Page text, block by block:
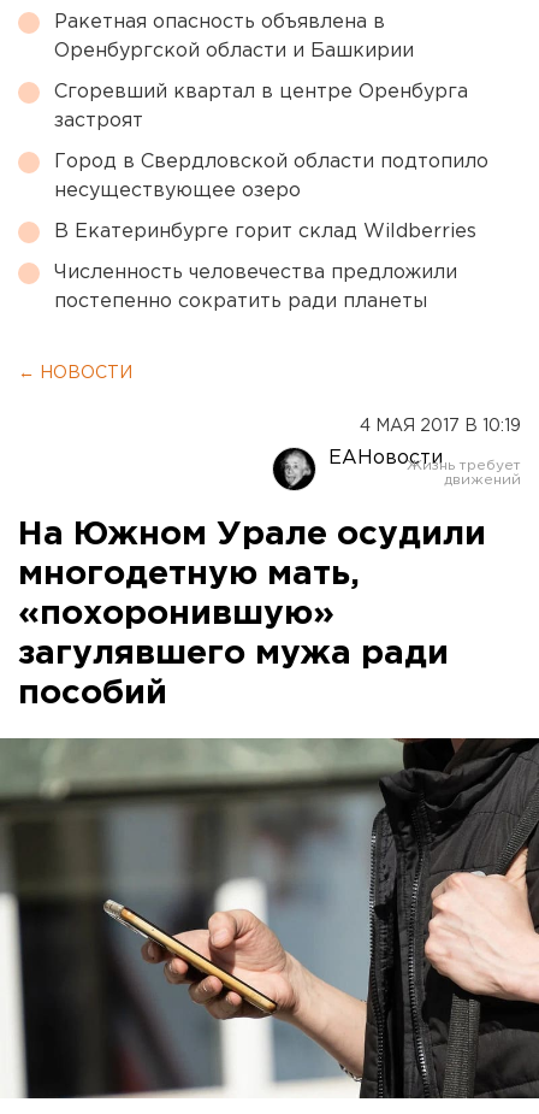
Ракетная опасность объявлена в
Оренбургской области и Башкирии
Сгоревший квартал в центре Оренбурга
застроят
Город в Свердловской области подтопило
несуществующее озеро
В Екатеринбурге горит склад Wildberries
Численность человечества предложили
постепенно сократить ради планеты
← НОВОСТИ
4 МАЯ 2017 В 10:19
ЕАНовости
На Южном Урале осудили
многодетную мать,
«похоронившую»
загулявшего мужа ради
пособий